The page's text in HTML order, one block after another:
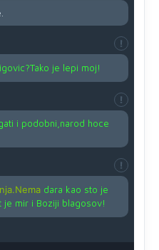
je lepi moj!
i podobni,narod hoce
dara kao sto je
je mir i Boziji blagosov!